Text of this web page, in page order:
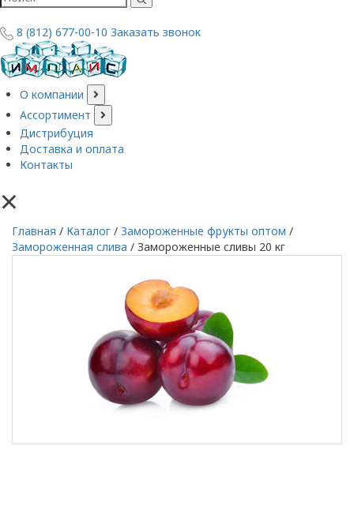
8 (812) 677-00-10 Заказать звонок
О компании
Ассортимент
Дистрибуция
Доставка и оплата
Контакты
×
Главная / Каталог / Замороженные фрукты оптом /
Замороженная слива / Замороженные сливы 20 кг